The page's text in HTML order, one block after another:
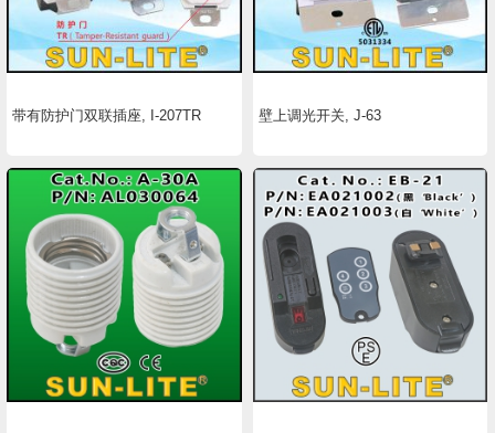
带有防护门双联插座, I-207TR 壁上调光开关, J-63